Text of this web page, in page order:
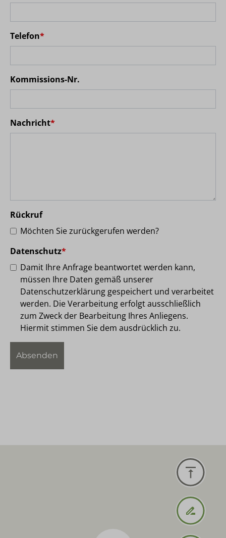
Telefon*
Kommissions-Nr.
Nachricht*
Rückruf
Möchten Sie zurückgerufen werden?
Datenschutz*
Damit Ihre Anfrage beantwortet werden kann,
müssen Ihre Daten gemäß unserer
Datenschutzerklärung gespeichert und verarbeitet
werden. Die Verarbeitung erfolgt ausschließlich
zum Zweck der Bearbeitung Ihres Anliegens.
Hiermit stimmen Sie dem ausdrücklich zu.